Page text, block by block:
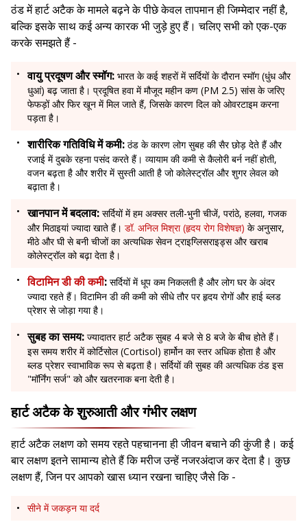
ठंड में हार्ट अटैक के मामले बढ़ने के पीछे केवल तापमान ही जिम्मेदार नहीं है,
बल्कि इसके साथ कई अन्य कारक भी जुड़े हुए हैं। चलिए सभी को एक-एक
करके समझते हैं -
वायु प्रदूषण और स्मॉग: भारत के कई शहरों में सर्दियों के दौरान स्मॉग (धुंध और
धुआं) बढ़ जाता है। प्रदूषित हवा में मौजूद महीन कण (PM 2.5) सांस के जरिए
फेफड़ों और फिर खून में मिल जाते हैं, जिसके कारण दिल को ओवरटाइम करना
पड़ता है।
शारीरिक गतिविधि में कमी: ठंड के कारण लोग सुबह की सैर छोड़ देते हैं और
रजाई में दुबके रहना पसंद करते हैं। व्यायाम की कमी से कैलोरी बर्न नहीं होती,
वजन बढ़ता है और शरीर में सुस्ती आती है जो कोलेस्ट्रॉल और शुगर लेवल को
बढ़ाता है।
खानपान में बदलाव: सर्दियों में हम अक्सर तली-भुनी चीजें, परांठे, हलवा, गजक
और मिठाइयां ज्यादा खाते हैं। डॉ. अनिल मिश्रा (हृदय रोग विशेषज्ञ) के अनुसार,
मीठे और घी से बनी चीजों का अत्यधिक सेवन ट्राइग्लिसराइड्स और खराब
कोलेस्ट्रॉल को बढ़ा देता है।
विटामिन डी की कमी: सर्दियों में धूप कम निकलती है और लोग घर के अंदर
ज्यादा रहते हैं। विटामिन डी की कमी को सीधे तौर पर हृदय रोगों और हाई ब्लड
प्रेशर से जोड़ा गया है।
सुबह का समय: ज्यादातर हार्ट अटैक सुबह 4 बजे से 8 बजे के बीच होते हैं।
इस समय शरीर में कोर्टिसोल (Cortisol) हार्मोन का स्तर अधिक होता है और
ब्लड प्रेशर स्वाभाविक रूप से बढ़ता है। सर्दियों की सुबह की अत्यधिक ठंड इस
"मॉर्निंग सर्ज" को और खतरनाक बना देती है।
हार्ट अटैक के शुरुआती और गंभीर लक्षण
हार्ट अटैक लक्षण को समय रहते पहचानना ही जीवन बचाने की कुंजी है। कई
बार लक्षण इतने सामान्य होते हैं कि मरीज उन्हें नजरअंदाज कर देता है। कुछ
लक्षण हैं, जिन पर आपको खास ध्यान रखना चाहिए जैसे कि -
सीने में जकड़न या दर्द